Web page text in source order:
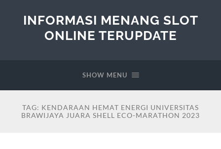
INFORMASI MENANG SLOT
ONLINE TERUPDATE
SHOW MENU
TAG: KENDARAAN HEMAT ENERGI UNIVERSITAS
BRAWIJAYA JUARA SHELL ECO-MARATHON 2023